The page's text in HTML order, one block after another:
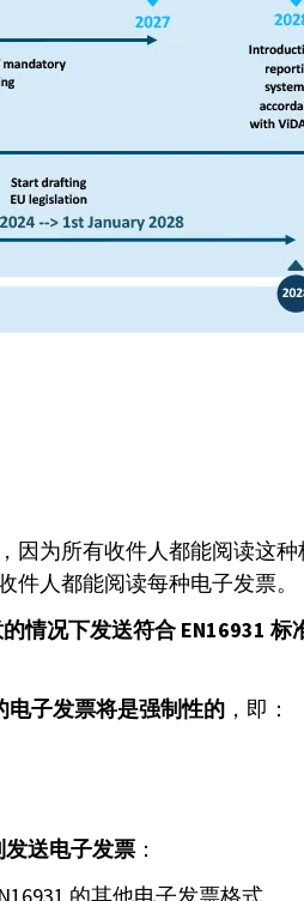
为所有收件人都能阅读这
件人都能阅读每种电子发票。
况下发送符合 EN16931 标
电子发票将是强制性的 ，即：
送电子发票 ：